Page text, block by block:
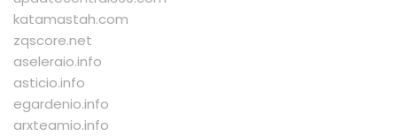
katamastah.com
zqscore.net
aseleraio.info
asticio.info
egardenio.info
arxteamio.info